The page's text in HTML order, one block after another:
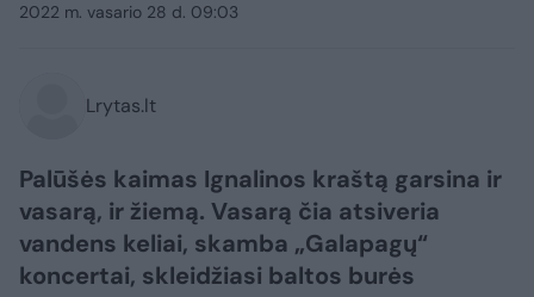
2022 m. vasario 28 d. 09:03
Lrytas.lt
Palūšės kaimas Ignalinos kraštą garsina ir
vasarą, ir žiemą. Vasarą čia atsiveria
vandens keliai, skamba „Galapagų“
koncertai, skleidžiasi baltos burės